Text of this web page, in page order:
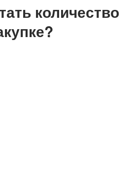
количество